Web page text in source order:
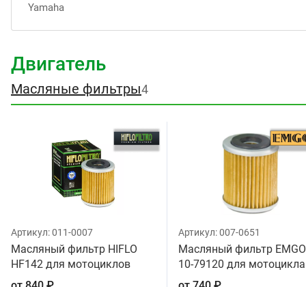
Yamaha
Двигатель
Масляные фильтры4
Артикул:011-0007
Масляный фильтр HIFLO
HF142 для мотоциклов
Артикул:007-0651
Масляный фильтр EMGO
10-79120 для мотоцикла